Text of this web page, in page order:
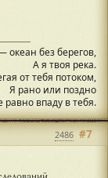
океан без берегов,
А я твоя река.
от тебя потоком,
Я рано или поздно
равно впаду в тебя.
#7
2486